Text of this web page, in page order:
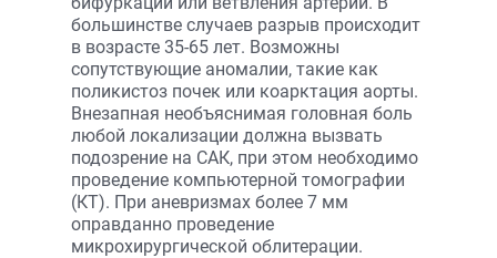
большинстве случаев разрыв происходит
в возрасте 35-65 лет. Возможны
сопутствующие аномалии, такие как
поликистоз почек или коарктация аорты.
Внезапная необъяснимая головная боль
любой локализации должна вызвать
подозрение на САК, при этом необходимо
проведение компьютерной томографии
(КT). При аневризмах более 7 мм
оправданно проведение
микрохирургической облитерации.